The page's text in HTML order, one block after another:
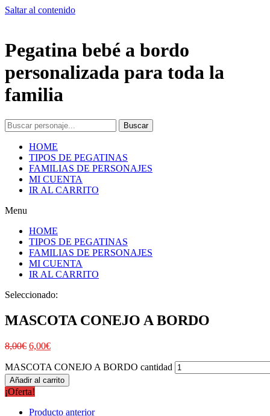
Saltar al contenido
Pegatina bebé a bordo
personalizada para toda la
familia
Buscar
HOME
TIPOS DE PEGATINAS
FAMILIAS DE PERSONAJES
MI CUENTA
IR AL CARRITO
Menu
HOME
TIPOS DE PEGATINAS
FAMILIAS DE PERSONAJES
MI CUENTA
IR AL CARRITO
Seleccionado:
MASCOTA CONEJO A BORDO
8,00€ 6,00€
MASCOTA CONEJO A BORDO cantidad
Añadir al carrito
¡Oferta!
Producto anterior